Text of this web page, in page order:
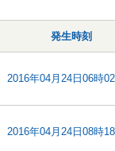
発生時刻
2016年04月24日06時
2016年04月24日08時